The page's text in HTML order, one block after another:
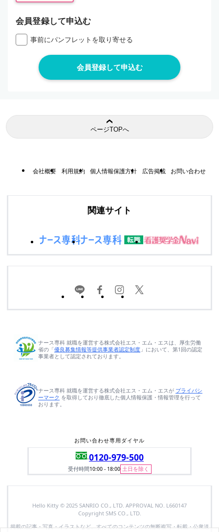
会員登録して申込む
事前にパンフレットを取り寄せる
ページTOPへ